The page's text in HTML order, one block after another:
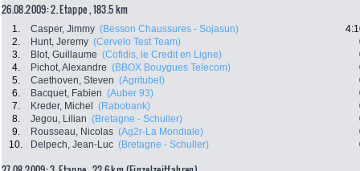
26.08.2009: 2. Etappe , 183.5 km
1. Casper, Jimmy (Besson Chaussures - Sojasun)
2.
Hunt, Jeremy (Cervelo Test Team)
3.
Blot, Guillaume (Cofidis, le Credit en Ligne)
4.
Pichot, Alexandre (BBOX Bouygues Telecom)
5.
Caethoven, Steven (Agritubel)
6.
Bacquet, Fabien (Auber 93)
7.
Kreder, Michel (Rabobank)
8.
Jegou, Lilian (Bretagne - Schuller)
9.
Rousseau, Nicolas (Ag2r-La Mondiale)
10.
Delpech, Jean-Luc (Bretagne - Schuller)